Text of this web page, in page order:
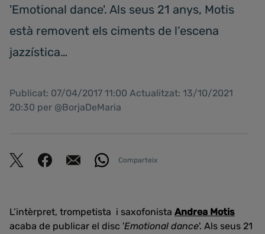
'Emotional dance'. Als seus 21 anys, Motis
està removent els ciments de l’escena
jazzística…
Publicat: 07/04/2017 11:00 Actualitzat: 13/10/2021
20:30 per @BorjaDeMaria
Comparteix
L’intèrpret, trompetista i saxofonista Andrea Motis
acaba de publicar el disc 'Emotional dance'. Als seus 21